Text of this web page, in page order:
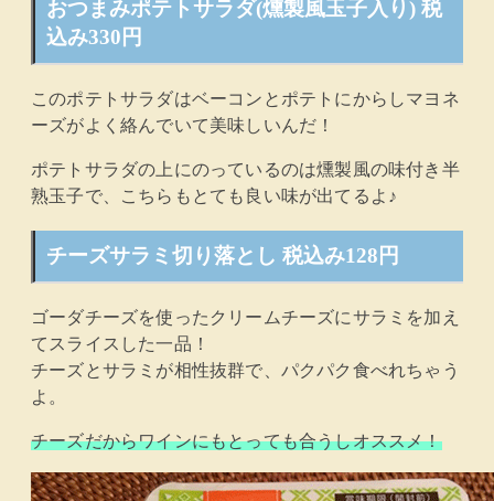
おつまみポテトサラダ(燻製風玉子入り) 税
込み330円
このポテトサラダはベーコンとポテトにからしマヨネ
ーズがよく絡んでいて美味しいんだ！
ポテトサラダの上にのっているのは燻製風の味付き半
熟玉子で、こちらもとても良い味が出てるよ♪
チーズサラミ切り落とし 税込み128円
ゴーダチーズを使ったクリームチーズにサラミを加え
てスライスした一品！
チーズとサラミが相性抜群で、パクパク食べれちゃう
よ。
チーズだからワインにもとっても合うしオススメ！